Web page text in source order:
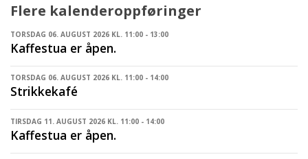
Flere kalenderoppføringer
TORSDAG 06. AUGUST 2026 KL. 11:00 - 13:00
Kaffestua er åpen.
TORSDAG 06. AUGUST 2026 KL. 11:00 - 14:00
Strikkekafé
TIRSDAG 11. AUGUST 2026 KL. 11:00 - 14:00
Kaffestua er åpen.